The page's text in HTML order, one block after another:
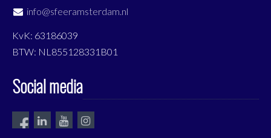
info@sfeeramsterdam.nl
KvK: 63186039
BTW: NL855128331B01
Social media